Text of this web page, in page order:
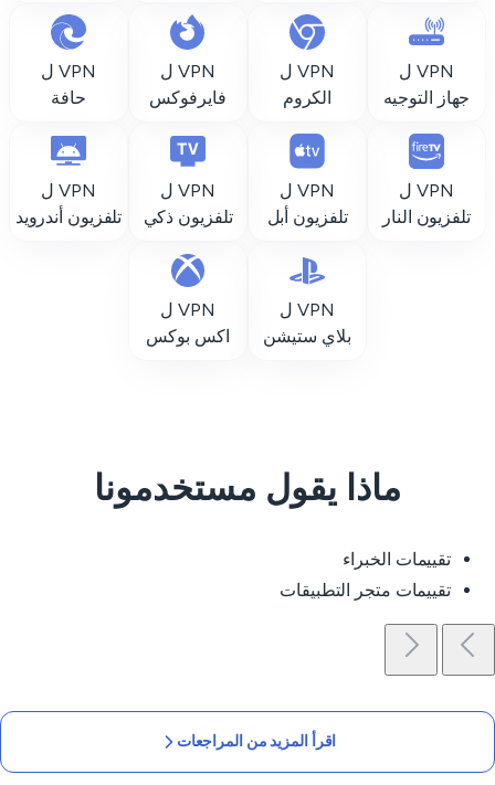
VPN ل
جهاز التوجيه
VPN ل
الكروم
VPN ل
فايرفوكس
VPN ل
حافة
VPN ل
تلفزيون النار
VPN ل
تلفزيون أبل
VPN ل
تلفزيون ذكي
VPN ل
تلفزيون أندرويد
VPN ل
بلاي ستيشن
VPN ل
اكس بوكس
ماذا يقول مستخدمونا
تقييمات الخبراء
تقييمات متجر التطبيقات
اقرأ المزيد من المراجعات